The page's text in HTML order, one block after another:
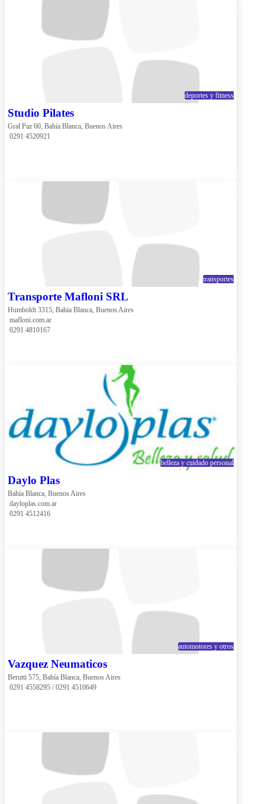
deportes y fitness
Studio Pilates
Gral Paz 60, Bahía Blanca, Buenos Aires
0291 4520921
transportes
Transporte Mafloni SRL
Humboldt 3315, Bahía Blanca, Buenos Aires
mafloni.com.ar
0291 4810167
belleza y cuidado personal
Daylo Plas
Bahía Blanca, Buenos Aires
dayloplas.com.ar
0291 4512416
automotores y otros
Vazquez Neumaticos
Berutti 575, Bahía Blanca, Buenos Aires
0291 4558295 / 0291 4510649